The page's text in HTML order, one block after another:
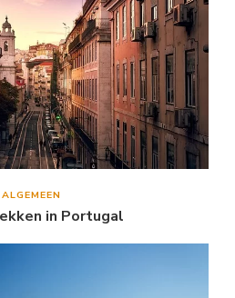
ALGEMEEN
in Portugal